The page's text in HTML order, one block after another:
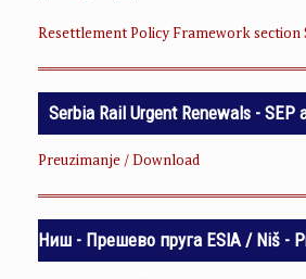
Resettlement Policy Framework section
Serbia Rail Urgent Renewals - SEP
Preuzimanje / Download
Ниш - Прешево пруга ESIA / Niš -